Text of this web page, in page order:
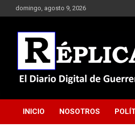
al
domingo, agosto 9, 2026
Réplica
INICIO NOSOTROS